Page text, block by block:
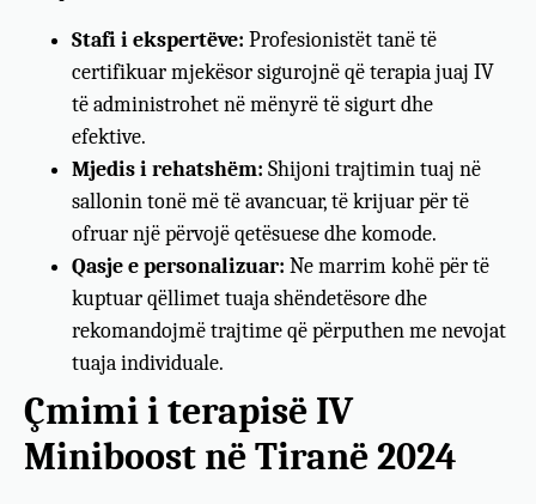
Stafi i ekspertëve: Profesionistët tanë të
certifikuar mjekësor sigurojnë që terapia juaj IV
të administrohet në mënyrë të sigurt dhe
efektive.
Mjedis i rehatshëm: Shijoni trajtimin tuaj në
sallonin tonë më të avancuar, të krijuar për të
ofruar një përvojë qetësuese dhe komode.
Qasje e personalizuar: Ne marrim kohë për të
kuptuar qëllimet tuaja shëndetësore dhe
rekomandojmë trajtime që përputhen me nevojat
tuaja individuale.
Çmimi i terapisë IV
Miniboost në Tiranë 2024